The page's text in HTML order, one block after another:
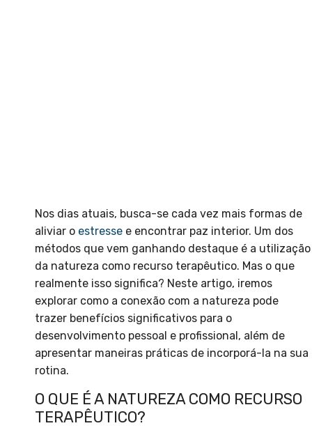
Nos dias atuais, busca-se cada vez mais formas de
aliviar o estresse e encontrar paz interior. Um dos
métodos que vem ganhando destaque é a utilização
da natureza como recurso terapêutico. Mas o que
realmente isso significa? Neste artigo, iremos
explorar como a conexão com a natureza pode
trazer benefícios significativos para o
desenvolvimento pessoal e profissional, além de
apresentar maneiras práticas de incorporá-la na sua
rotina.
O QUE É A NATUREZA COMO RECURSO
TERAPÊUTICO?